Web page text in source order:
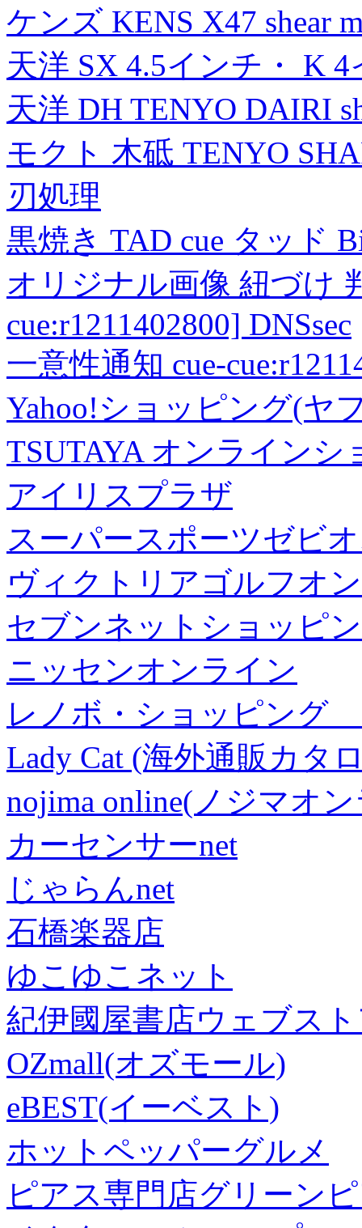
ケンズ KENS X47 shear
天洋 SX 4.5インチ・ K
天洋 DH TENYO DAIRI
モクト 木砥 TENYO
刃処理
黒焼き TAD cue タッド
オリジナル画像 紐づけ
cue:r1211402800] DNSsec
一意性通知 cue-
Yahoo!ショッピング(ヤ
TSUTAYA オンラインシ
アイリスプラザ
スーパースポーツゼビ
ヴィクトリアゴルフオ
セブンネットショッピ
ニッセンオンライン
レノボ・ショッピング
Lady Cat (海外通販カタ
nojima online(ノジマオ
カーセンサーnet
じゃらんnet
石橋楽器店
ゆこゆこネット
紀伊國屋書店ウェブス
OZmall(オズモール)
eBEST(イーベスト)
ホットペッパーグルメ
ピアス専門店グリーン